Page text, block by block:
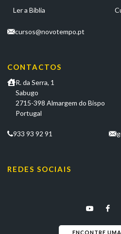
Ler a Bíblia
cursos@novotempo.pt
CONTACTOS
R. da Serra, 1
Sabugo
2715-398 Almargem do Bispo
Portugal
933 93 92 91
REDES SOCIAIS
ENCONTRE